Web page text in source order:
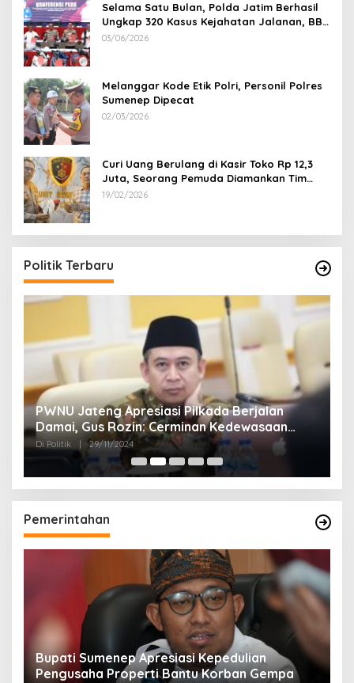
Selama Satu Bulan, Polda Jatim Berhasil
Ungkap 320 Kasus Kejahatan Jalanan, BB
100 Sepeda Motor dan 12 Mobil Diamankan
03/06/2026
Melanggar Kode Etik Polri, Personil Polres
Sumenep Dipecat
02/03/2026
Curi Uang Berulang di Kasir Toko Rp 12,3
Juta, Seorang Pemuda Diamankan Tim
Reskrim Polsek Lenteng Sumenep
19/02/2026
Politik Terbaru
PWNU Jateng Apresiasi Pilkada Berjalan
Damai, Gus Rozin: Cerminan Kedewasaan
Politik Masyarakat
Di Politik 29/11/2024
Pemerintahan
Bupati Sumenep Apresiasi Kepedulian
Pengusaha Properti Bantu Korban Gempa